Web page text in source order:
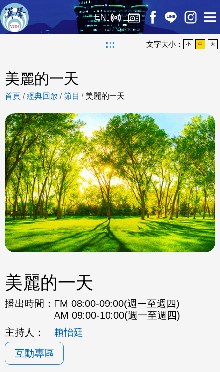
EN
::: 文字大小： 小 中 大
美麗的一天
首頁 /經典回放 /節目 / 美麗的一天
美麗的一天
播出時間： FM 08:00-09:00(週一至週四)
AM 09:00-10:00(週一至週四)
主持人：
賴怡廷
互動專區